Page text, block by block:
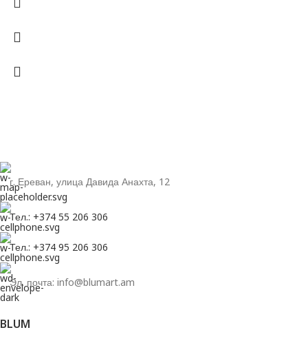
г. Ереван, улица Давида Анахта, 12
Тел.: +374 55 206 306
Тел.: +374 95 206 306
Эл. почта: info@blumart.am
BLUM